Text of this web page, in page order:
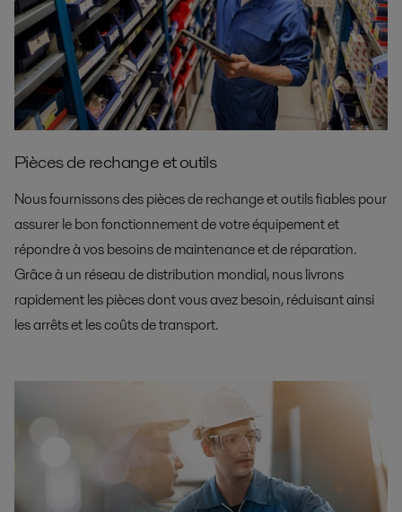
Pièces de rechange et outils
Nous fournissons des pièces de rechange et outils fiables pour
assurer le bon fonctionnement de votre équipement et
répondre à vos besoins de maintenance et de réparation.
Grâce à un réseau de distribution mondial, nous livrons
rapidement les pièces dont vous avez besoin, réduisant ainsi
les arrêts et les coûts de transport.